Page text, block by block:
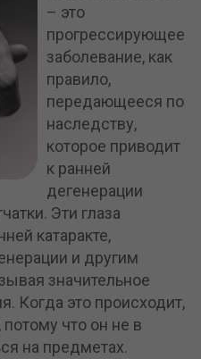
– это
прогрессирующее
заболевание, как
правило,
передающееся по
наследству,
которое приводит
к ранней
дегенерации
Эти глаза
катаракте,
и другим
значительное
Когда это происходит,
потому что он не в
на предметах.